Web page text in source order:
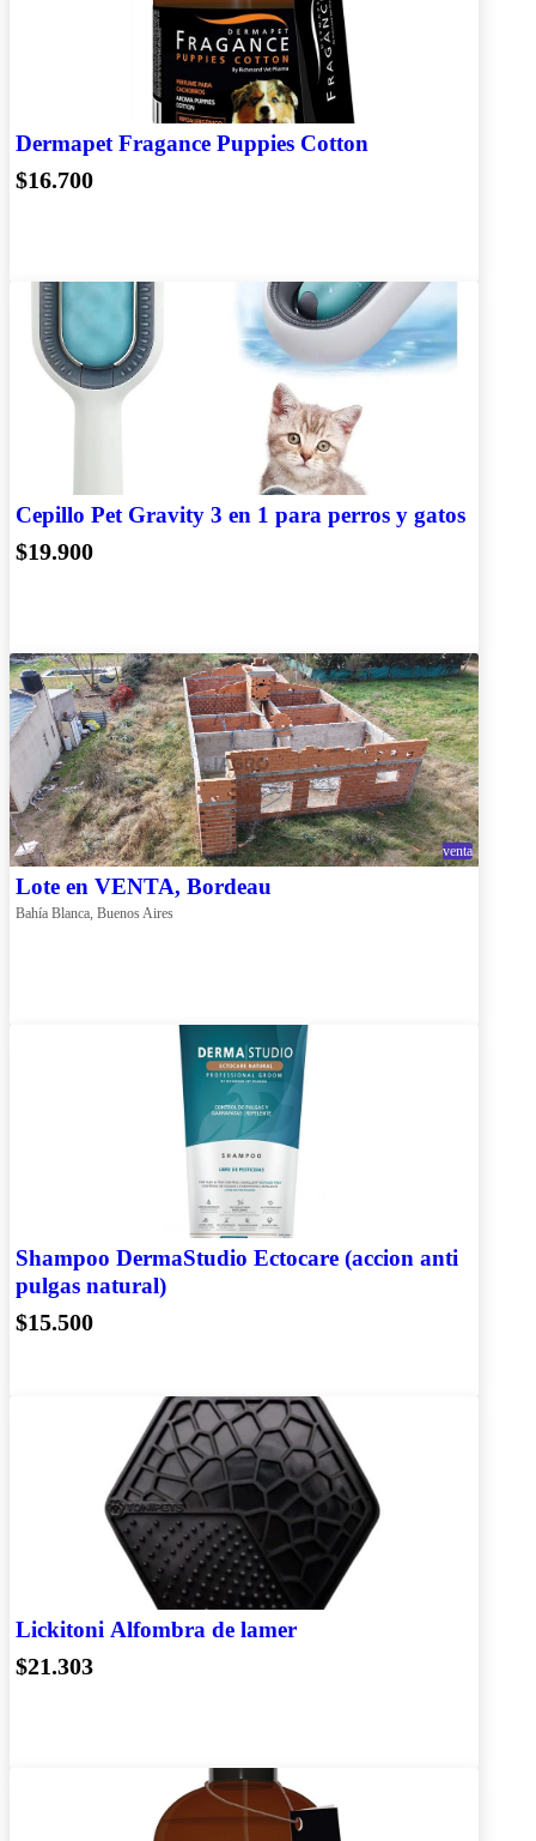
Dermapet Fragance Puppies Cotton
$16.700
Cepillo Pet Gravity 3 en 1 para perros y gatos
$19.900
venta
Lote en VENTA, Bordeau
Bahía Blanca, Buenos Aires
Shampoo DermaStudio Ectocare (accion anti
pulgas natural)
$15.500
Lickitoni Alfombra de lamer
$21.303